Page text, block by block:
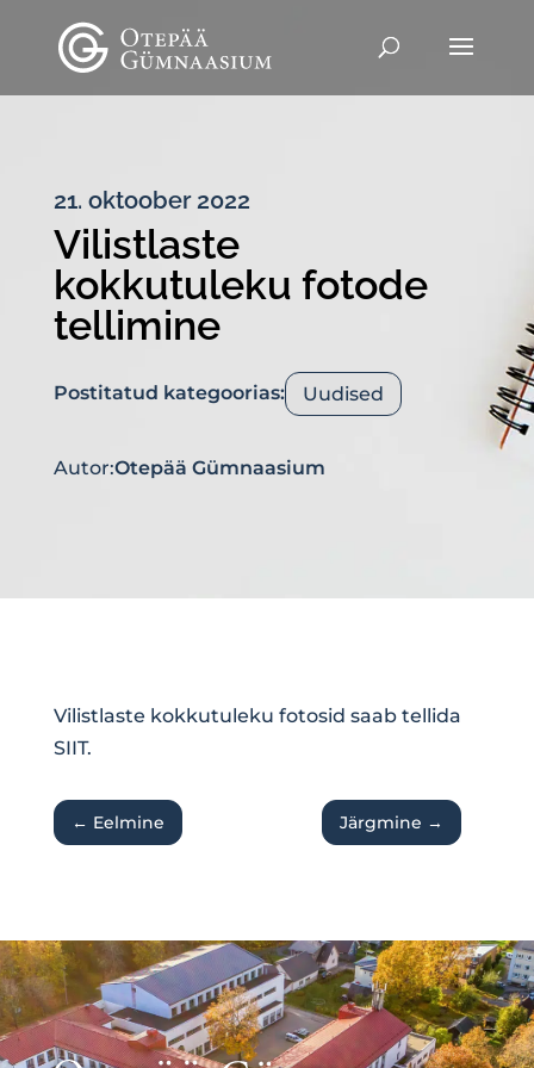
21. oktoober 2022
Vilistlaste
kokkutuleku fotode
tellimine
Postitatud kategoorias: Uudised
Autor:Otepää Gümnaasium
Vilistlaste kokkutuleku fotosid saab tellida
SIIT.
← Eelmine Järgmine →